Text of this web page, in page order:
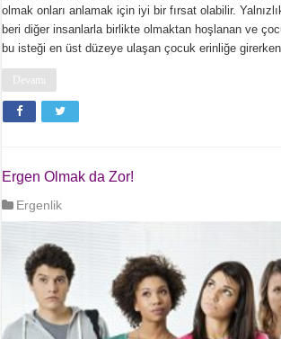
olmak onları anlamak için iyi bir fırsat olabilir.
beri diğer insanlarla birlikte olmaktan hoşlanan ve
bu isteği en üst düzeye ulaşan çocuk erinliğe
Devamı
Ergen Olmak da Zor!
Ergenlik